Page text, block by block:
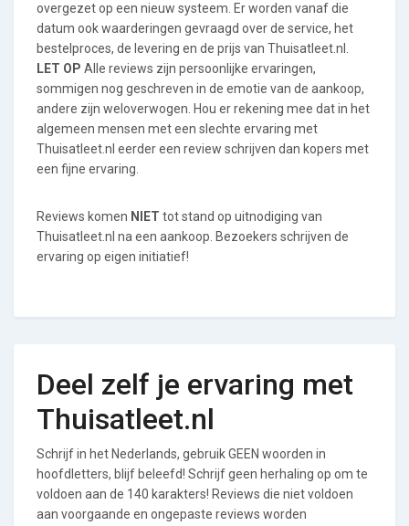
overgezet op een nieuw systeem. Er worden vanaf die
datum ook waarderingen gevraagd over de service, het
bestelproces, de levering en de prijs van Thuisatleet.nl.
LET OP Alle reviews zijn persoonlijke ervaringen,
sommigen nog geschreven in de emotie van de aankoop,
andere zijn weloverwogen. Hou er rekening mee dat in het
algemeen mensen met een slechte ervaring met
Thuisatleet.nl eerder een review schrijven dan kopers met
een fijne ervaring.
Reviews komen NIET tot stand op uitnodiging van
Thuisatleet.nl na een aankoop. Bezoekers schrijven de
ervaring op eigen initiatief!
Deel zelf je ervaring met
Thuisatleet.nl
Schrijf in het Nederlands, gebruik GEEN woorden in
hoofdletters, blijf beleefd! Schrijf geen herhaling op om te
voldoen aan de 140 karakters! Reviews die niet voldoen
aan voorgaande en ongepaste reviews worden